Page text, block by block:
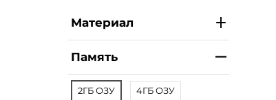
Материал
Память
2ГБ ОЗУ 4ГБ ОЗУ